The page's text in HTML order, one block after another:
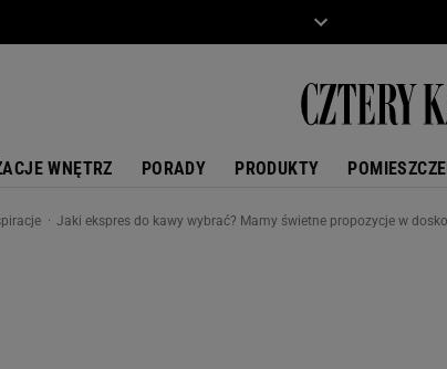
WNĘTRZ PORADY PRODUKTY
Jaki ekspres do kawy wybrać? Mamy świetne propozycje w